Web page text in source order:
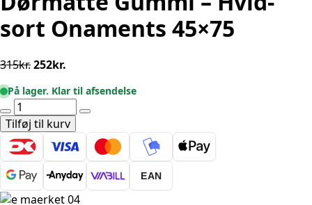
sort Onaments 45×75
315kr.Den
pris
315kr..
252kr.
pris
252kr..
På lager. Klar til afsendelse
Dørmåtte
Gummi
-
Hvid-
sort
Onaments
45x75
Tilføj til kurv
EAN